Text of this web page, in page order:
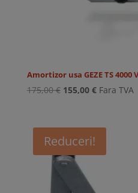
Amortizor usa GEZE TS
175,00€ Prețul
fost:
175,00 €.
155,00 €Prețul
155,00 €.
Fara TVA
Reduceri!